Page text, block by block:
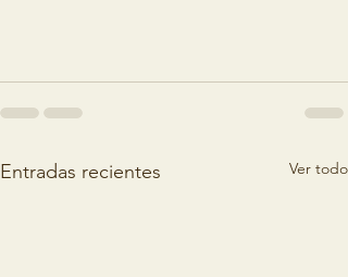
Entradas recientes Ver todo